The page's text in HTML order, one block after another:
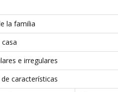
la familia
e irregulares
características